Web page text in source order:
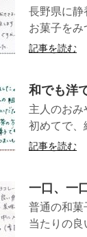
長野県に静
お菓子をみ
記事を読む
和でも洋
主人のお
初めてで、
記事を読む
一口、一
普通の和菓
当たりの良